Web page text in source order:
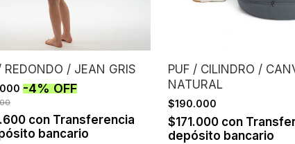
REDONDO / JEAN GRIS
-4%OFF
con Transferencia
bancario
PUF / CILINDRO /
NATURAL
$190.000
$171.000 con
depósito bancario